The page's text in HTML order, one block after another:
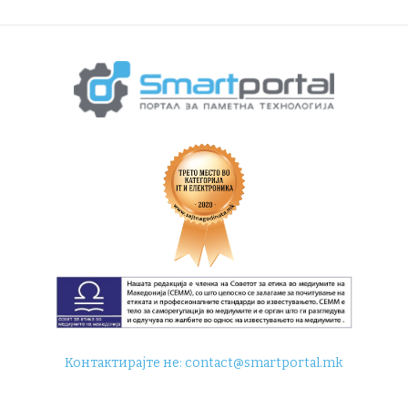
Контактирајте не:contact@smartportal.mk